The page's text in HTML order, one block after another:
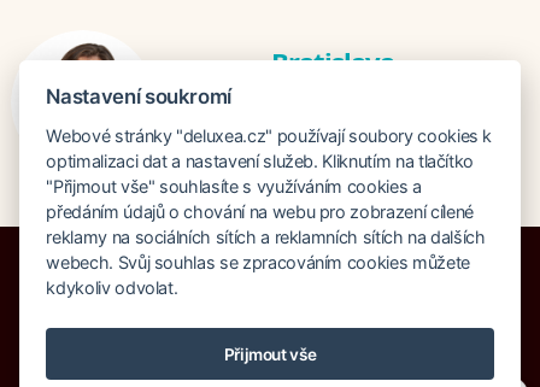
Bratislava
+421 948 759 074
Pojištění proti úpadku 125 000 000 Kč
Nastavení soukromí
Webové stránky "deluxea.cz" používají soubory cookies k
optimalizaci dat a nastavení služeb. Kliknutím na tlačítko
"Přijmout vše" souhlasíte s využíváním cookies a
předáním údajů o chování na webu pro zobrazení cílené
reklamy na sociálních sítích a reklamních sítích na dalších
webech. Svůj souhlas se zpracováním cookies můžete
kdykoliv odvolat.
Přijmout vše